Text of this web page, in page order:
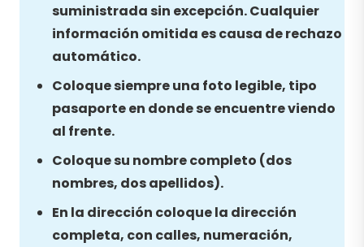
suministrada sin excepción. Cualquier
información omitida es causa de rechazo
automático.
Coloque siempre una foto legible, tipo
pasaporte en donde se encuentre viendo
al frente.
Coloque su nombre completo (dos
nombres, dos apellidos).
En la dirección coloque la dirección
completa, con calles, numeración,